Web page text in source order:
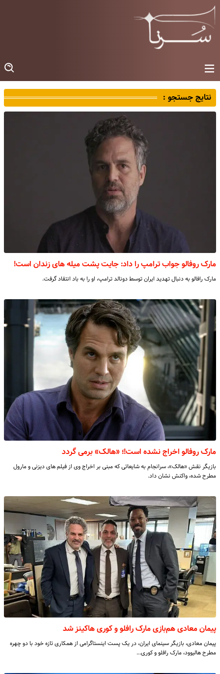
نتایج جستجو :
مارک روفالو جواب ترامپ را داد: جایت پشت میله های زندان است!
مارک رافالو به دنبال تهدید ایران توسط دونالد ترامپ، او را به باد انتقاد گرفت.
مارک روفالو اخراج نشده است!؛ «هالک» برمی گردد
بازیگر نقش «هالک»، سرانجام به شایعاتی که مبنی بر اخراج وی از فیلم های دیزنی و مارول
مطرح شده، واکنش نشان داد.
پیمان معادی هم‌بازی مارک رافلو و کوری هاکینز شد
پیمان معادی، بازیگر سینمای ایران، در یک پست اینستاگرامی از همکاری تازه خود با دو چهره
مطرح هالیوود، مارک رافلو و کوری…